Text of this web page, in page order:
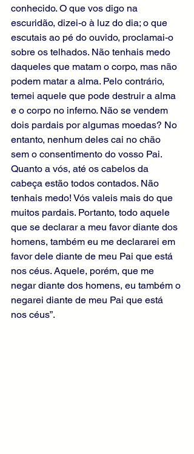
conhecido. O que vos digo na
escuridão, dizei-o à luz do dia; o que
escutais ao pé do ouvido, proclamai-o
sobre os telhados. Não tenhais medo
daqueles que matam o corpo, mas não
podem matar a alma. Pelo contrário,
temei aquele que pode destruir a alma
e o corpo no inferno. Não se vendem
dois pardais por algumas moedas? No
entanto, nenhum deles cai no chão
sem o consentimento do vosso Pai.
Quanto a vós, até os cabelos da
cabeça estão todos contados. Não
tenhais medo! Vós valeis mais do que
muitos pardais. Portanto, todo aquele
que se declarar a meu favor diante dos
homens, também eu me declararei em
favor dele diante de meu Pai que está
nos céus. Aquele, porém, que me
negar diante dos homens, eu também o
negarei diante de meu Pai que está
nos céus”.